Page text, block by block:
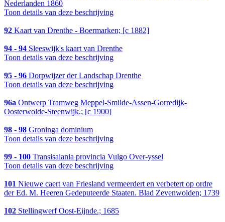
Nederlanden 1860
Toon details van deze beschrijving
92 Kaart van Drenthe - Boermarken; [c 1882]
94 - 94 Sleeswijk's kaart van Drenthe
Toon details van deze beschrijving
95 - 96 Dorpwijzer der Landschap Drenthe
Toon details van deze beschrijving
96a Ontwerp Tramweg Meppel-Smilde-Assen-Gorredijk-
Oosterwolde-Steenwijk.; [c 1900]
98 - 98 Groninga dominium
Toon details van deze beschrijving
99 - 100 Transisalania provincia Vulgo Over-yssel
Toon details van deze beschrijving
101 Nieuwe caert van Friesland vermeerdert en verbetert op ordre
der Ed. M. Heeren Gedeputeerde Staaten. Blad Zevenwolden; 1739
102 Stellingwerf Oost-Eijnde.; 1685